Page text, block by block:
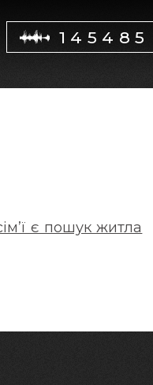
145485
є пошук житла